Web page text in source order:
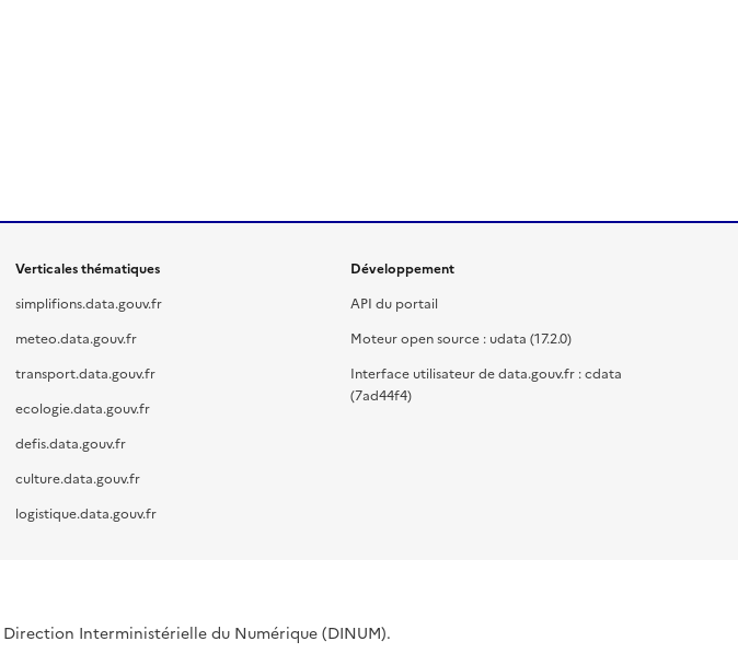
Verticales thématiques
simplifions.data.gouv.fr
meteo.data.gouv.fr
transport.data.gouv.fr
ecologie.data.gouv.fr
defis.data.gouv.fr
culture.data.gouv.fr
logistique.data.gouv.fr
Développement
API du portail
Moteur open source : udata (17.2.0)
Interface utilisateur de data.gouv.fr : cdata
(7ad44f4)
Interministérielle du Numérique (DINUM).